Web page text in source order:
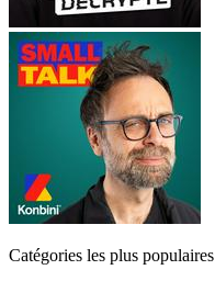
Catégories les plus populaires